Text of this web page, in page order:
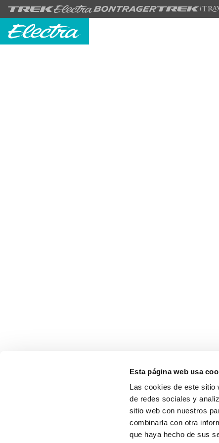
Esta página web usa
Las cookies de este sitio
de redes sociales y
sitio web con nuestros
combinarla con otra
que haya hecho de sus